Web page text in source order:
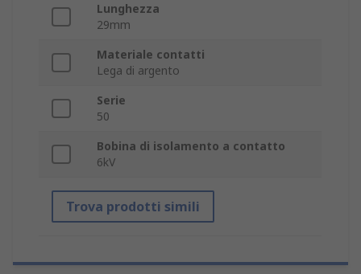
Lunghezza
29mm
Materiale contatti
Lega di argento
Serie
50
Bobina di isolamento a contatto
6kV
Trova prodotti simili